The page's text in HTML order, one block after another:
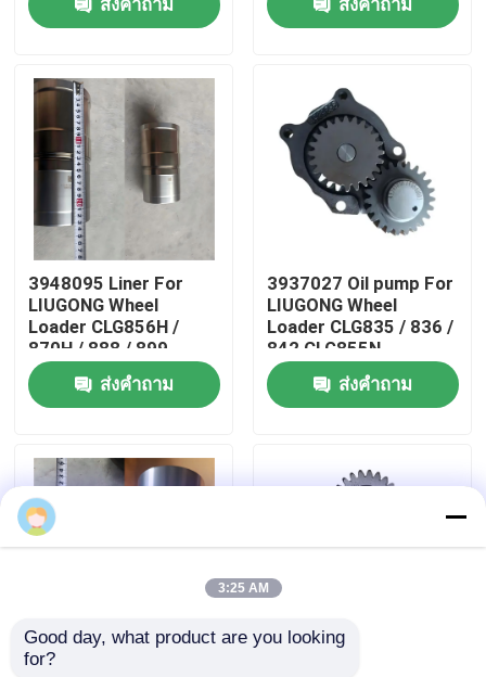
สินค้า
วิดีโอ
เกี่ยวกับเรา
ทัวร์โรงงาน
ควบคุมคุณภาพ
ติดต่อเรา
ข่าว
บล็อก
6CTA8.3 ISL9 / QSL9
930D / 936D Engine
6D114 QSC8.3
3948095 Liner For
LIUGONG Wheel
Loader CLG856H /
870H / 888 / 899
Excavator 939E/945E
Engine 6CT8.3 /
6CTA8.3 / 6CTAA8.3
ส่งคำถาม
3937027 Oil pump For
LIUGONG Wheel
Loader CLG835 / 836 /
842 CLG855N
Excavator 908C /
910E / 915D Engine
QSB3.9 / ISB4.5
ส่งคำถาม
3904166 Liner For
3:25 AM
Good day, what product are you looking
for?